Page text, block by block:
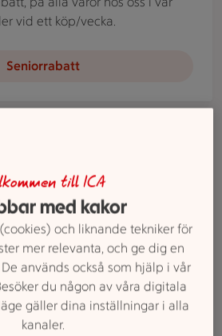
vid ett köp/vecka.
Seniorrabatt
företag
erbjuder ett stort sortiment
för alla beställningar och
för att kunna garantera
till riktigt bra priser.
som företag
till ICA
med kakor
och liknande tekniker för
mer relevanta, och ge dig en
används också som hjälp i vår
du någon av våra digitala
gäller dina inställningar i alla
kanaler.